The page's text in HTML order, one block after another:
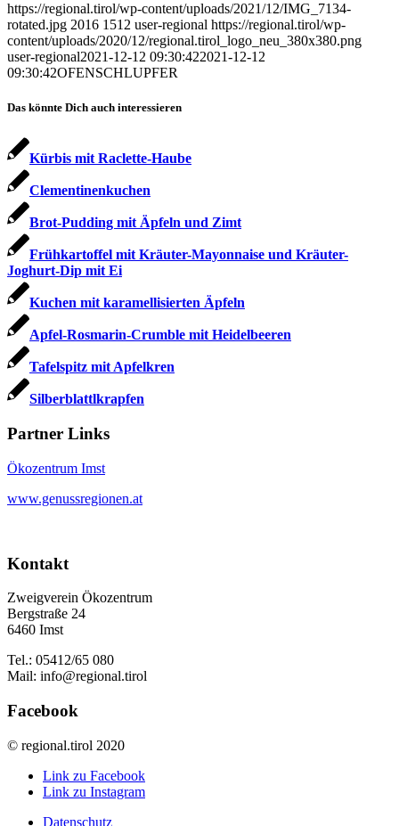
https://regional.tirol/wp-content/uploads/2021/12/IMG_7134-
rotated.jpg 2016 1512 user-regional https://regional.tirol/wp-
content/uploads/2020/12/regional.tirol_logo_neu_380x380.png
user-regional2021-12-12 09:30:422021-12-12
09:30:42OFENSCHLUPFER
Das könnte Dich auch interessieren
Kürbis mit Raclette-Haube
Clementinenkuchen
Brot-Pudding mit Äpfeln und Zimt
Frühkartoffel mit Kräuter-Mayonnaise und Kräuter-
Joghurt-Dip mit Ei
Kuchen mit karamellisierten Äpfeln
Apfel-Rosmarin-Crumble mit Heidelbeeren
Tafelspitz mit Apfelkren
Silberblattlkrapfen
Partner Links
Ökozentrum Imst
www.genussregionen.at
Kontakt
Zweigverein Ökozentrum
Bergstraße 24
6460 Imst
Tel.: 05412/65 080
Mail: info@regional.tirol
Facebook
© regional.tirol 2020
Link zu Facebook
Link zu Instagram
Datenschutz